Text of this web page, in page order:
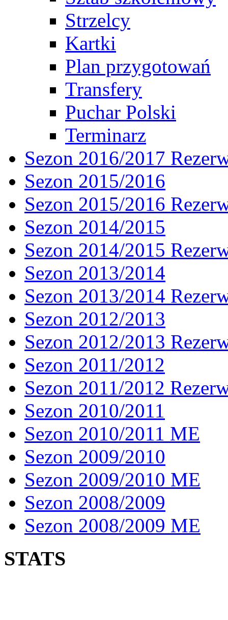
Strzelcy
Kartki
Plan przygotowań
Transfery
Puchar Polski
Terminarz
Sezon 2016/2017
Sezon 2015/2016
Sezon 2015/2016
Sezon 2014/2015
Sezon 2014/2015
Sezon 2013/2014
Sezon 2013/2014
Sezon 2012/2013
Sezon 2012/2013
Sezon 2011/2012
Sezon 2011/2012
Sezon 2010/2011
Sezon 2010/2011 ME
Sezon 2009/2010
Sezon 2009/2010 ME
Sezon 2008/2009
Sezon 2008/2009 ME
STATS